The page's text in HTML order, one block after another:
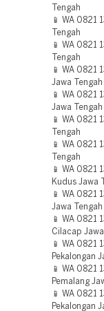
Tengah
📱 WA 0821
Tengah
📱 WA 0821
Tengah
📱 WA 0821
Jawa Tengah
📱 WA 0821
Jawa Tengah
📱 WA 0821
Tengah
📱 WA 0821
Tengah
📱 WA 0821
Kudus Jawa
📱 WA 0821
Jawa Tengah
📱 WA 0821
Cilacap
📱 WA 0821
Pekalongan
📱 WA 0821
Pemalang
📱 WA 0821
Pekalongan